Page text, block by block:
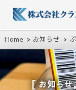
株式会
地域のコミュニティー
Home お知らせ
お知らせ